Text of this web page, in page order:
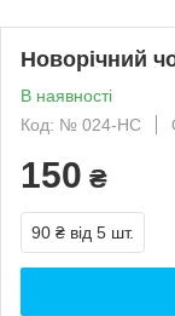
Новорічний
В наявності
Код: № 024-НС
150 ₴
90 ₴ від 5 шт.